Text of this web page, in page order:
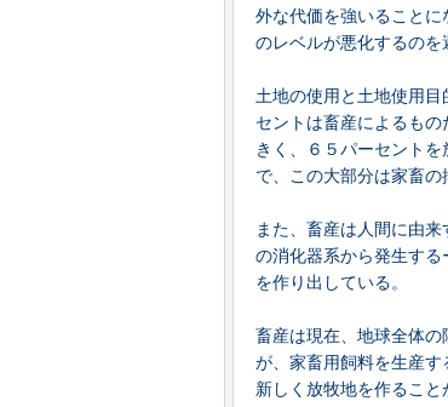
外な代価を強いること
のレベルが悪化するのを
土地の使用と土地使用
セントは畜産によるも
きく、６５パーセント
で、この大部分は家畜の
また、畜産は人間に由
の消化器系から発生す
を作り出している。
畜産は現在、地球全体
が、家畜用飼料を生産す
新しく放牧地を作るこ